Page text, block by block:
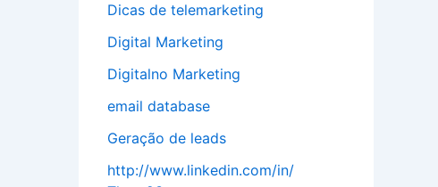
Dicas de telemarketing
Digital Marketing
Digitalno Marketing
email database
Geração de leads
http://www.linkedin.com/in/